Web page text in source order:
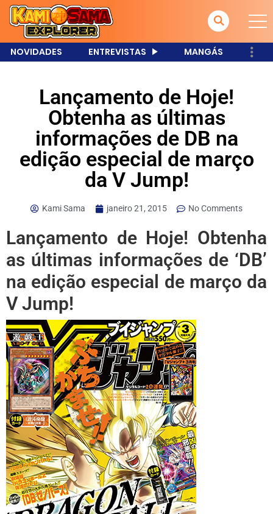
NOVIDADES ENTREVISTAS MANGÁS
Lançamento de Hoje!
Obtenha as últimas
informações de DB na
edição especial de março
da V Jump!
Kami Sama janeiro 21, 2015 No Comments
Lançamento de Hoje! Obtenha
as últimas informações de ‘DB’
na edição especial de março da
V Jump!